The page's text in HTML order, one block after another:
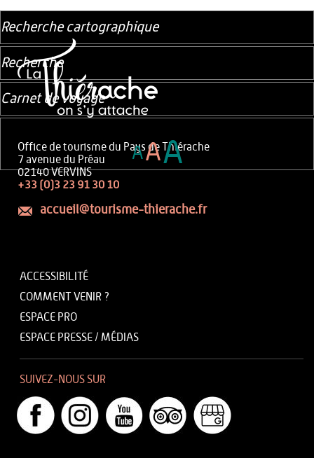
Office de tourisme du Pays de Thiérache
7 avenue du Préau
02140 VERVINS
+33 (0)3 23 91 30 10
accueil@tourisme-thierache.fr
ACCESSIBILITÉ
COMMENT VENIR ?
ESPACE PRO
ESPACE PRESSE / MÉDIAS
SUIVEZ-NOUS SUR
Recherche cartographique
Recherche
Carnet de voyage
AAA